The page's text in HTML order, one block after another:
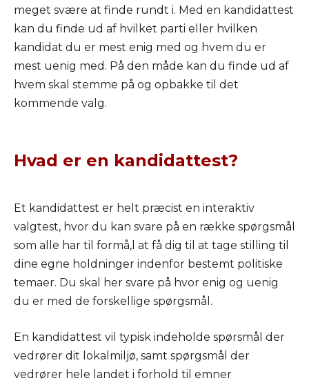
meget svære at finde rundt i. Med en kandidattest
kan du finde ud af hvilket parti eller hvilken
kandidat du er mest enig med og hvem du er
mest uenig med. På den måde kan du finde ud af
hvem skal stemme på og opbakke til det
kommende valg.
Hvad er en kandidattest?
Et kandidattest er helt præcist en interaktiv
valgtest, hvor du kan svare på en række spørgsmål
som alle har til formå,l at få dig til at tage stilling til
dine egne holdninger indenfor bestemt politiske
temaer. Du skal her svare på hvor enig og uenig
du er med de forskellige spørgsmål.
En kandidattest vil typisk indeholde spørsmål der
vedrører dit lokalmiljø, samt spørgsmål der
vedrører hele landet i forhold til emner